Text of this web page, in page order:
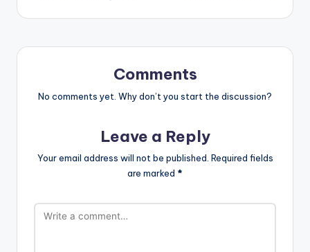
Comments
No comments yet. Why don’t you start the discussion?
Leave a Reply
Your email address will not be published. Required fields
are marked *